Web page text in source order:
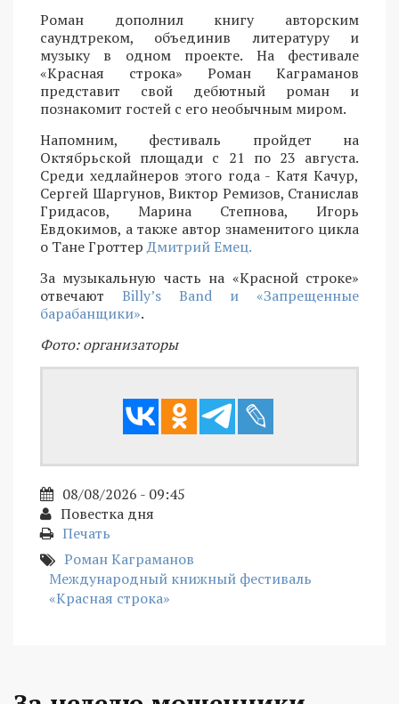
Роман дополнил книгу авторским
саундтреком, объединив литературу и
музыку в одном проекте. На фестивале
«Красная строка» Роман Каграманов
представит свой дебютный роман и
познакомит гостей с его необычным миром.
Напомним, фестиваль пройдет на
Октябрьской площади с 21 по 23 августа.
Среди хедлайнеров этого года - Катя Качур,
Сергей Шаргунов, Виктор Ремизов, Станислав
Гридасов, Марина Степнова, Игорь
Евдокимов, а также автор знаменитого цикла
о Тане ГроттерДмитрий Емец.
За музыкальную часть на «Красной строке»
отвечают Billy’s Band и «Запрещенные
барабанщики».
Фото: организаторы
08/08/2026 - 09:45
Повестка дня
Печать
Роман Каграманов
Международный книжный фестиваль
«Красная строка»